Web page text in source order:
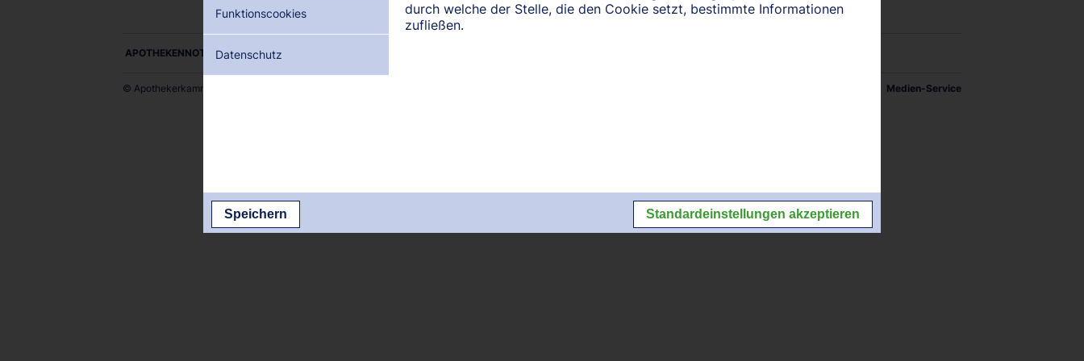
APOTHEKENNOTDIENSTE ALS PDF DOWNLOADEN:
© Apothekerkammer des Saarlandes Medien-Service
durch welche der Stelle, die den Cookie setzt, bestimmte Informationen
zufließen.
Funktionscookies
Datenschutz
Speichern Standardeinstellungen akzeptieren